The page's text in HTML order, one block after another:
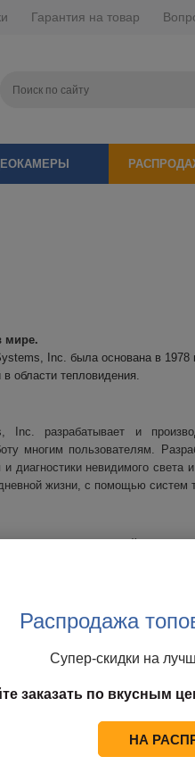
Гарантия на товар
мире.
Inc. была основана в 1978
области тепловидения.
Inc. разрабатывает и
многим пользователям.
и диагностики невидимого
жизни, с помощью систем
способ взаимодействия
поставщиком
в США и Швеции.
в измерении
контроле
специалистов, так и
60 дочерних предприятий по
Распродажа
Супер-скидки на
заказать по вкусным
НА